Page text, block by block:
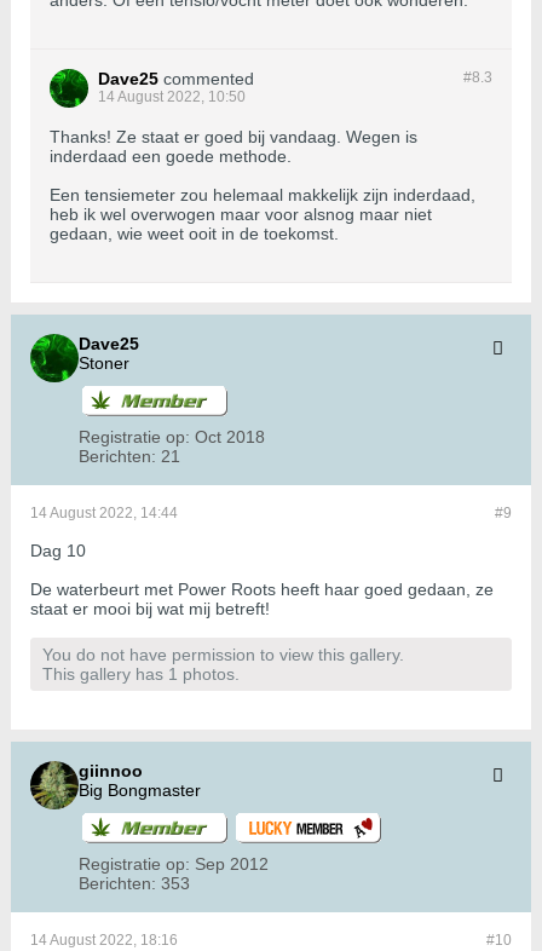
#8.3
Dave25 commented
14 August 2022, 10:50
Thanks! Ze staat er goed bij vandaag. Wegen is
inderdaad een goede methode.
Een tensiemeter zou helemaal makkelijk zijn inderdaad,
heb ik wel overwogen maar voor alsnog maar niet
gedaan, wie weet ooit in de toekomst.
Dave25
Stoner
Registratie op: Oct 2018
Berichten: 21
#9
14 August 2022, 14:44
Dag 10
De waterbeurt met Power Roots heeft haar goed gedaan, ze
staat er mooi bij wat mij betreft!
You do not have permission to view this gallery.
This gallery has 1 photos.
giinnoo
Big Bongmaster
Registratie op: Sep 2012
Berichten: 353
#10
14 August 2022, 18:16